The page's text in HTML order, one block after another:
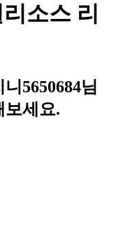
소스 리
5650684님
보세요.